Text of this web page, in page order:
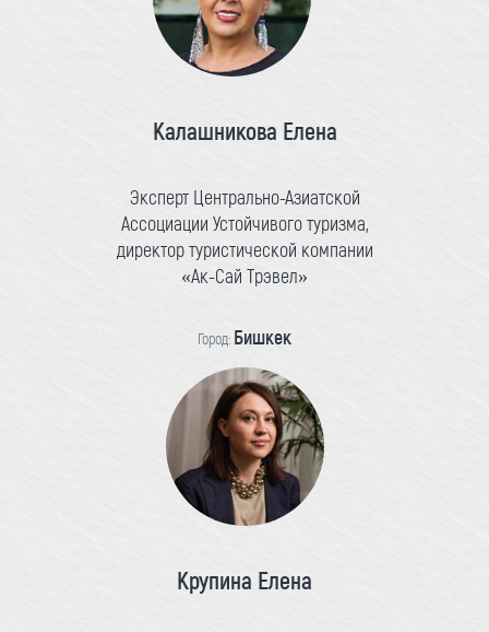
Калашникова Елена
Эксперт Центрально-Азиатской
Ассоциации Устойчивого туризма,
директор туристической компании
«Ак-Сай Трэвел»
Город: Бишкек
Крупина Елена